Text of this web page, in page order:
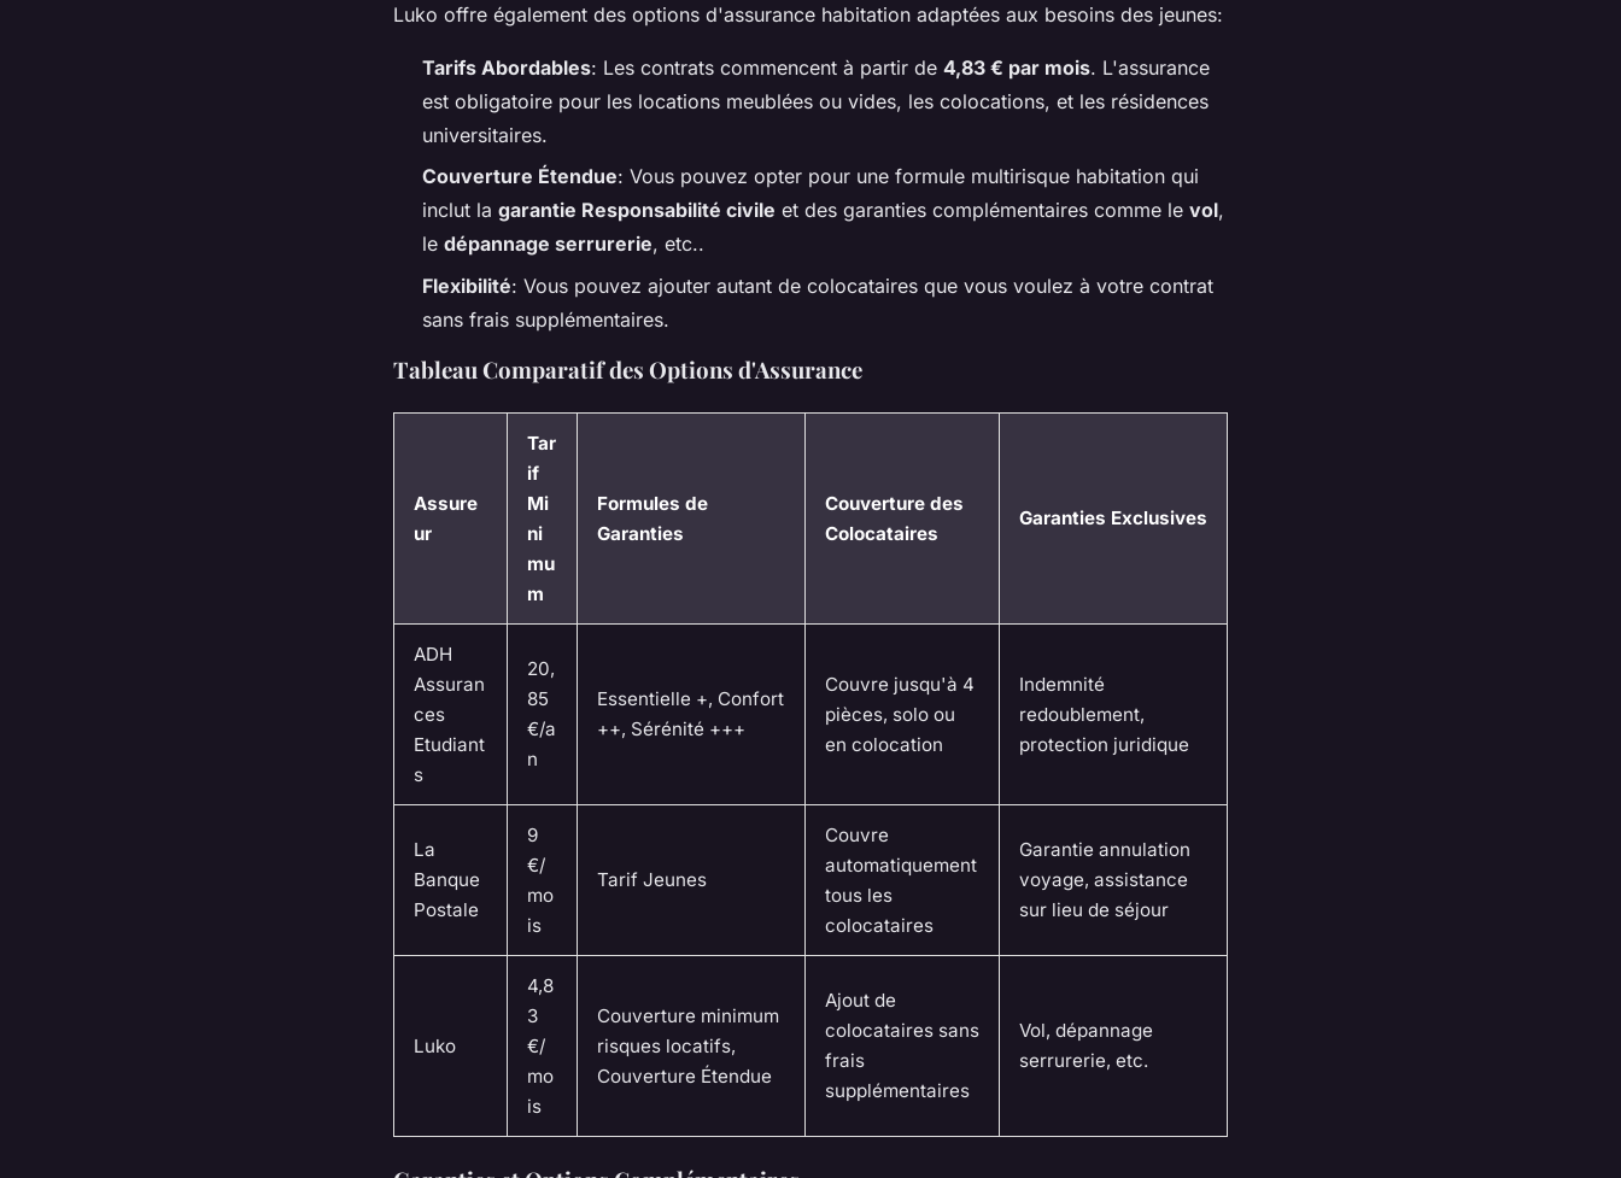
Luko offre également des options d'assurance habitation adaptées aux besoins des jeunes:
Tarifs Abordables: Les contrats commencent à partir de 4,83 € par mois. L'assurance
est obligatoire pour les locations meublées ou vides, les colocations, et les résidences
universitaires.
Couverture Étendue: Vous pouvez opter pour une formule multirisque habitation qui
inclut la garantie Responsabilité civile et des garanties complémentaires comme le vol,
le dépannage serrurerie, etc..
Flexibilité: Vous pouvez ajouter autant de colocataires que vous voulez à votre contrat
sans frais supplémentaires.
Tableau Comparatif des Options d'Assurance
Assure
ur
Tar
if
Mi
ni
mu
m
Formules de
Garanties
Couverture des
Colocataires
Garanties Exclusives
ADH
Assuran
ces
Etudiant
s
20,
85
€/a
n
Essentielle +, Confort
++, Sérénité +++
Couvre jusqu'à 4
pièces, solo ou
en colocation
Indemnité
redoublement,
protection juridique
La
Banque
Postale
9
€/
mo
is
Tarif Jeunes
Couvre
automatiquement
tous les
colocataires
Garantie annulation
voyage, assistance
sur lieu de séjour
Luko
4,8
3
€/
mo
is
Couverture minimum
risques locatifs,
Couverture Étendue
Ajout de
colocataires sans
frais
supplémentaires
Vol, dépannage
serrurerie, etc.